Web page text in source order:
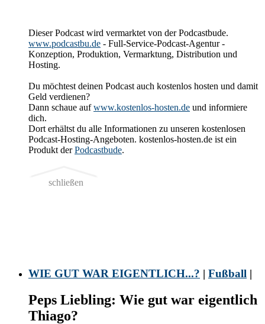
Dieser Podcast wird vermarktet von der Podcastbude.
www.podcastbu.de - Full-Service-Podcast-Agentur -
Konzeption, Produktion, Vermarktung, Distribution und
Hosting.
Du möchtest deinen Podcast auch kostenlos hosten und damit
Geld verdienen?
Dann schaue aufwww.kostenlos-hosten.de und informiere
dich.
Dort erhältst du alle Informationen zu unseren kostenlosen
Podcast-Hosting-Angeboten. kostenlos-hosten.de ist ein
Produkt derPodcastbude.
schließen
WIE GUT WAR EIGENTLICH...? | Fußball |
Peps Liebling: Wie gut war eigentlich
Thiago?